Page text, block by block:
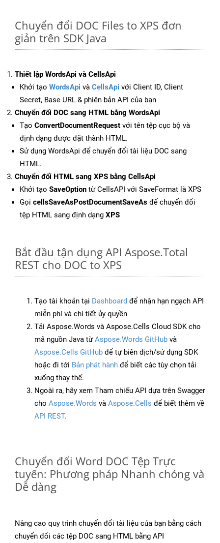
Chuyển đổi DOC Files to XPS đơn
giản trên SDK Java
Thiết lập WordsApi và CellsApi
Khởi tạo WordsApi và CellsApi với Client ID, Client
Secret, Base URL & phiên bản API của bạn
Chuyển đổi DOC sang HTML bằng WordsApi
Tạo ConvertDocumentRequest với tên tệp cục bộ và
định dạng được đặt thành HTML.
Sử dụng WordsApi để chuyển đổi tài liệu DOC sang
HTML.
Chuyển đổi HTML sang XPS bằng CellsApi
Khởi tạo SaveOption từ CellsAPI với SaveFormat là XPS
Gọi cellsSaveAsPostDocumentSaveAs để chuyển đổi
tệp HTML sang định dạng XPS
Bắt đầu tận dụng API Aspose.Total
REST cho DOC to XPS
Tạo tài khoản tại Dashboard để nhận hạn ngạch API
miễn phí và chi tiết ủy quyền
Tải Aspose.Words và Aspose.Cells Cloud SDK cho
mã nguồn Java từAspose.Words GitHub và
Aspose.Cells GitHub để tự biên dịch/sử dụng SDK
hoặc đi tới Bản phát hành để biết các tùy chọn tải
xuống thay thế.
Ngoài ra, hãy xem Tham chiếu API dựa trên Swagger
cho Aspose.Words và Aspose.Cells để biết thêm về
API REST.
Chuyển đổi Word DOC Tệp Trực
tuyến: Phương pháp Nhanh chóng và
Dễ dàng
Nâng cao quy trình chuyển đổi tài liệu của bạn bằng cách
chuyển đổi các tệp DOC sang HTML bằng API